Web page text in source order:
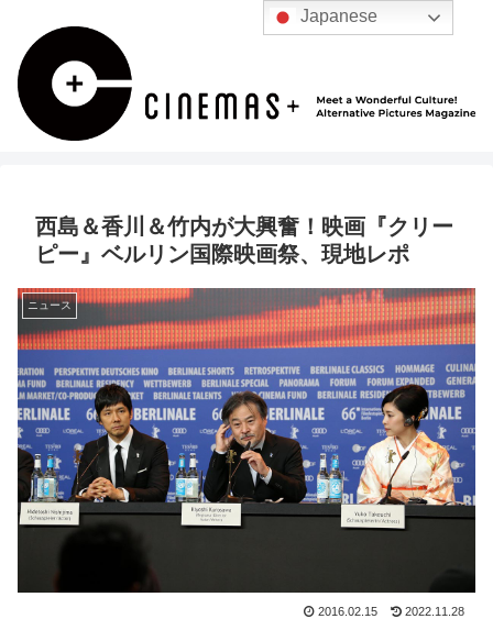
西島＆香川＆竹内が大興奮！映画『クリー
ピー』ベルリン国際映画祭、現地レポ
ニュース
2016.02.15 2022.11.28
Japanese